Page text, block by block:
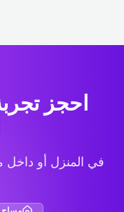
احجز
في المنزل أو داخل